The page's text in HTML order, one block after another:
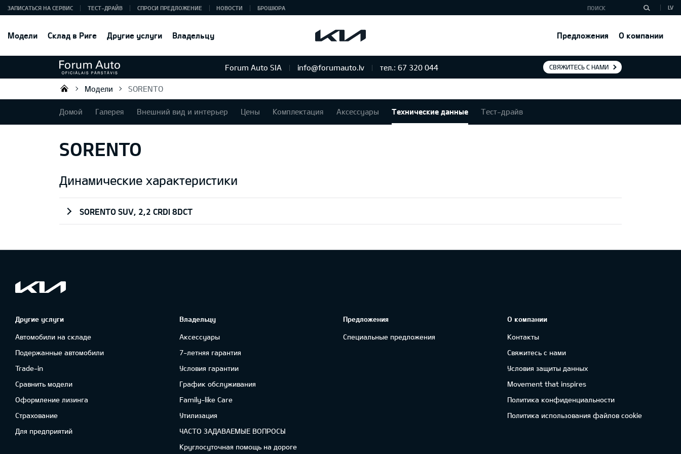
Модели Склад в Риге Другие услуги Владельцу Предложения О компании
ЗАПИСАТЬСЯ НА СЕРВИС ТЕСТ-ДРАЙВ СПРОСИ ПРЕДЛОЖЕНИЕ НОВОСТИ БРОШЮРА LV
Forum Auto SIA info@forumauto.lv тел.: 67 320 044 СВЯЖИТЕСЬ С НАМИ
Forum Auto SIA
Модели SORENTO
Домой Галерея Внешний вид и интерьер Цены Комплектация Аксессуары Технические данные Тест-драйв
SORENTO
Динамические характеристики
SORENTO SUV, 2,2 CRDI 8DCT
Другие услуги
Автомобили на складе
Подержанные автомобили
Trade-in
Сравнить модели
Oформлениe лизинга
Cтрахование
Для предприятий
Владельцу
Аксессуары
7-летняя гарантия
Условия гарантии
График обслуживания
Family-like Care
Утилизация
ЧАСТО ЗАДАВАЕМЫЕ ВОПРОСЫ
Круглосуточная помощь на дороге
Предложения
Специальные предложения
О компании
Контакты
Свяжитесь с нами
Условия защиты данных
Movement that inspires
Политика конфиденциальности
Политика использования файлов cookie